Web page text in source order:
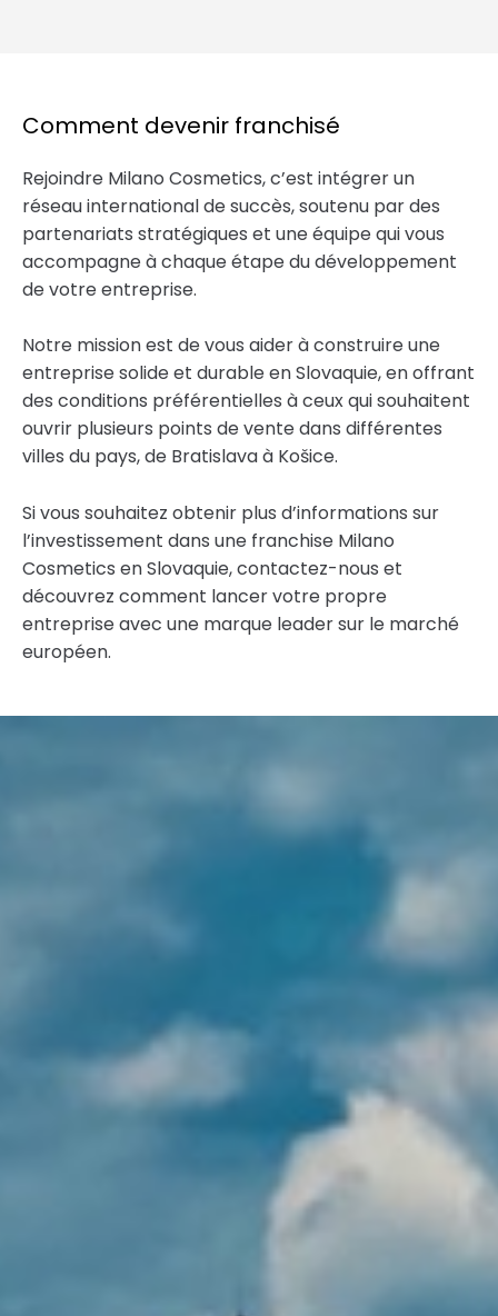
Comment devenir franchisé
Rejoindre Milano Cosmetics, c’est intégrer un
réseau international de succès, soutenu par des
partenariats stratégiques et une équipe qui vous
accompagne à chaque étape du développement
de votre entreprise.
Notre mission est de vous aider à construire une
entreprise solide et durable en Slovaquie, en offrant
des conditions préférentielles à ceux qui souhaitent
ouvrir plusieurs points de vente dans différentes
villes du pays, de Bratislava à Košice.
Si vous souhaitez obtenir plus d’informations sur
l’investissement dans une franchise Milano
Cosmetics en Slovaquie, contactez-nous et
découvrez comment lancer votre propre
entreprise avec une marque leader sur le marché
européen.